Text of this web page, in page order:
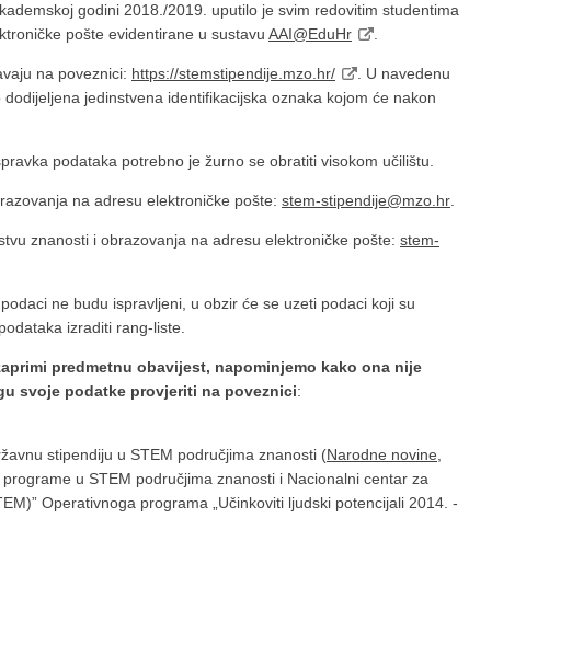
godini 2018./2019. uputilo je svim redovitim studentima
pošte evidentirane u sustavu AAI@EduHr
na poveznici: https://stemstipendije.mzo.hr/
. U navedenu
jedinstvena identifikacijska oznaka kojom će nakon
podataka potrebno je žurno se obratiti visokom učilištu.
na adresu elektroničke pošte: stem-stipendije@mzo.hr
znanosti i obrazovanja na adresu elektroničke pošte: stem-
ne budu ispravljeni, u obzir će se uzeti podaci koji su
izraditi rang-liste.
predmetnu obavijest, napominjemo kako ona nije
svoje podatke provjeriti na poveznici:
stipendiju u STEM područjima znanosti (Narodne novine,
u STEM područjima znanosti i Nacionalni centar za
Operativnoga programa „Učinkoviti ljudski potencijali 2014. -